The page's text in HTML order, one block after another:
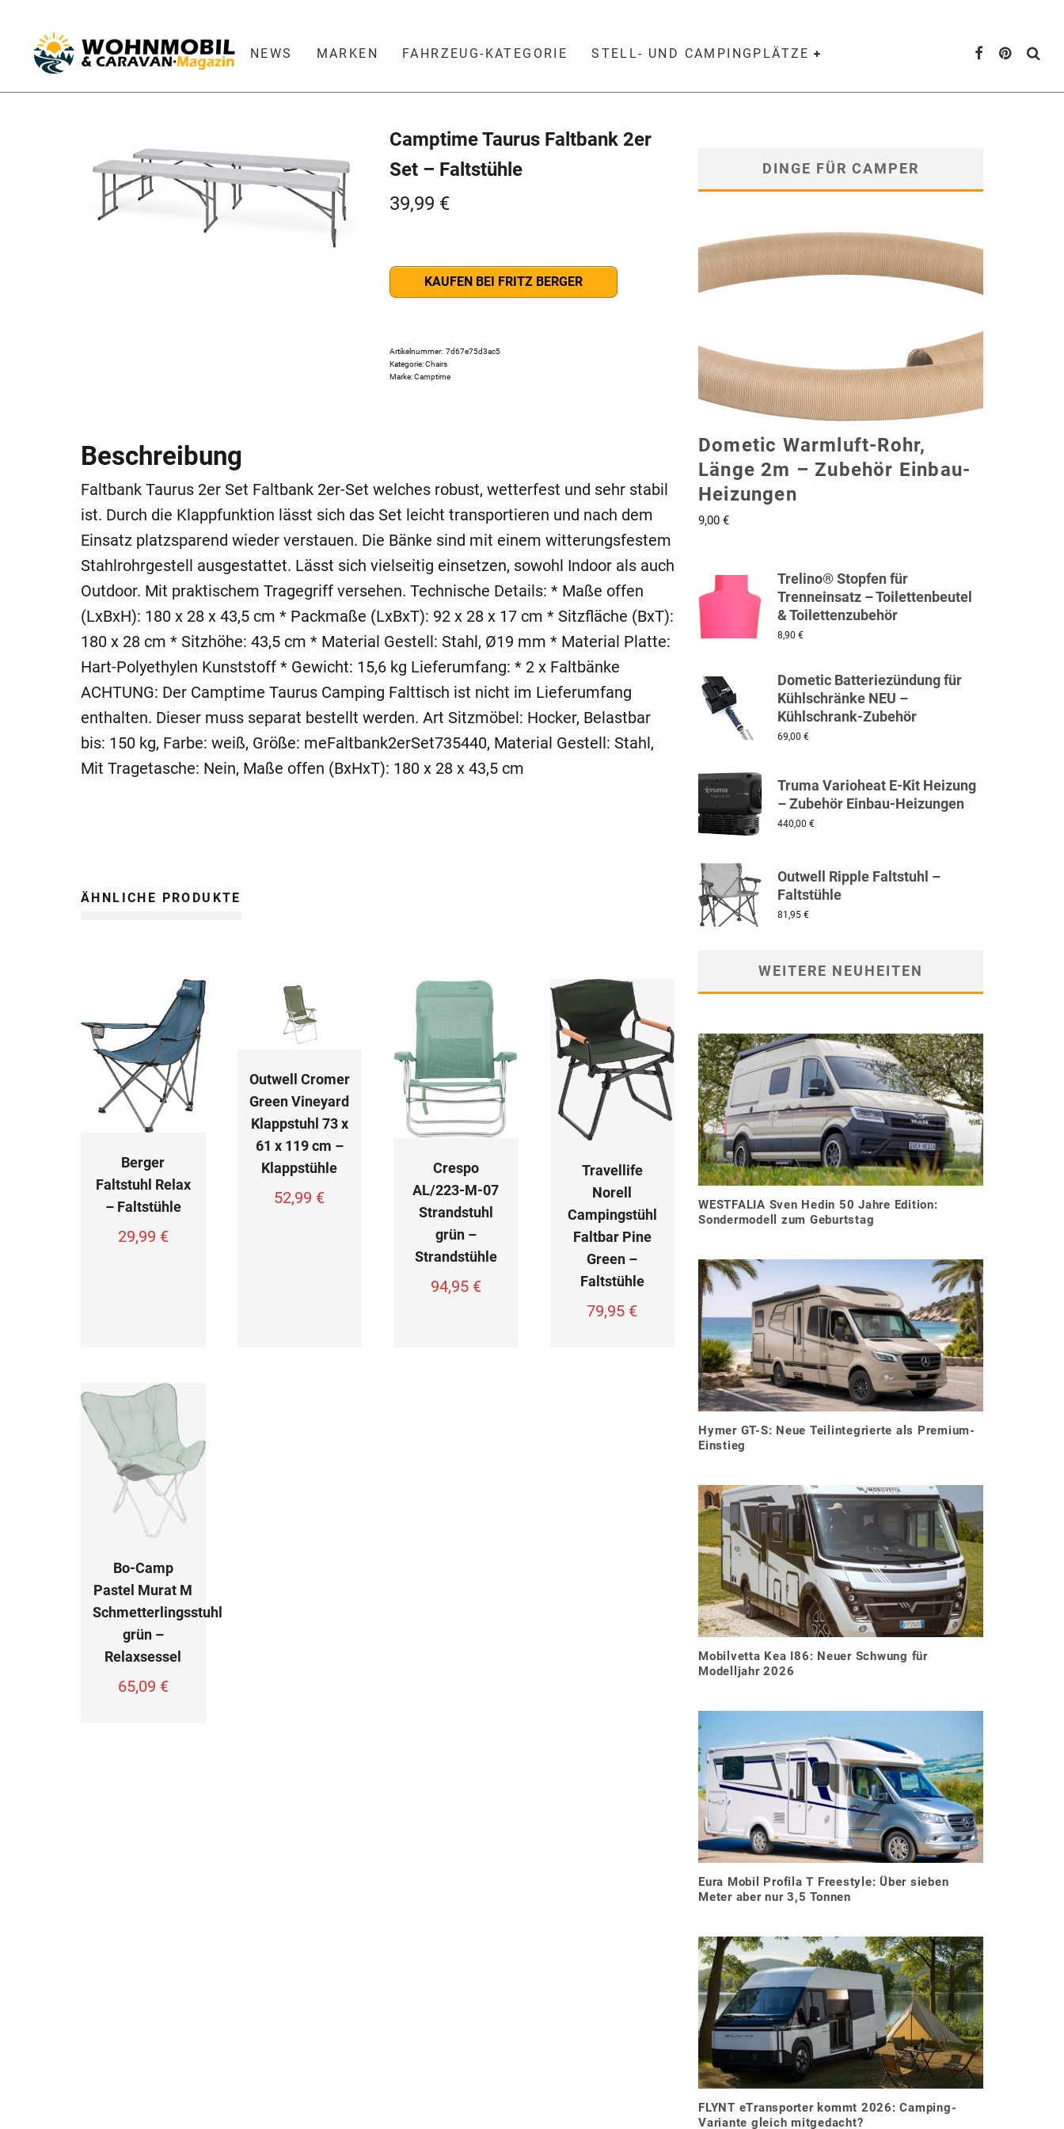
NEWS MARKEN FAHRZEUG-KATEGORIE STELL- UND CAMPINGPLÄTZE
Camptime Taurus Faltbank 2er
Set – Faltstühle
39,99 €
KAUFEN BEI FRITZ BERGER
Artikelnummer: 7d67e75d3ac5
Kategorie:Chairs
Marke:Camptime
Beschreibung
Faltbank Taurus 2er Set Faltbank 2er-Set welches robust, wetterfest und sehr stabil
ist. Durch die Klappfunktion lässt sich das Set leicht transportieren und nach dem
Einsatz platzsparend wieder verstauen. Die Bänke sind mit einem witterungsfestem
Stahlrohrgestell ausgestattet. Lässt sich vielseitig einsetzen, sowohl Indoor als auch
Outdoor. Mit praktischem Tragegriff versehen. Technische Details: * Maße offen
(LxBxH): 180 x 28 x 43,5 cm * Packmaße (LxBxT): 92 x 28 x 17 cm * Sitzfläche (BxT):
180 x 28 cm * Sitzhöhe: 43,5 cm * Material Gestell: Stahl, Ø19 mm * Material Platte:
Hart-Polyethylen Kunststoff * Gewicht: 15,6 kg Lieferumfang: * 2 x Faltbänke
ACHTUNG: Der Camptime Taurus Camping Falttisch ist nicht im Lieferumfang
enthalten. Dieser muss separat bestellt werden. Art Sitzmöbel: Hocker, Belastbar
bis: 150 kg, Farbe: weiß, Größe: meFaltbank2erSet735440, Material Gestell: Stahl,
Mit Tragetasche: Nein, Maße offen (BxHxT): 180 x 28 x 43,5 cm
ÄHNLICHE PRODUKTE
Berger
Faltstuhl Relax
– Faltstühle
29,99 €
Outwell Cromer
Green Vineyard
Klappstuhl 73 x
61 x 119 cm –
Klappstühle
52,99 €
Crespo
AL/223-M-07
Strandstuhl
grün –
Strandstühle
94,95 €
Travellife
Norell
Campingstühl
Faltbar Pine
Green –
Faltstühle
79,95 €
Bo-Camp
Pastel Murat M
Schmetterlingsstuhl
grün –
Relaxsessel
65,09 €
DINGE FÜR CAMPER
Dometic Warmluft-Rohr,
Länge 2m – Zubehör Einbau-
Heizungen
9,00 €
Trelino® Stopfen für
Trenneinsatz – Toilettenbeutel
& Toilettenzubehör
8,90 €
Dometic Batteriezündung für
Kühlschränke NEU –
Kühlschrank-Zubehör
69,00 €
Truma Varioheat E-Kit Heizung
– Zubehör Einbau-Heizungen
440,00 €
Outwell Ripple Faltstuhl –
Faltstühle
81,95 €
WEITERE NEUHEITEN
WESTFALIA Sven Hedin 50 Jahre Edition:
Sondermodell zum Geburtstag
Hymer GT-S: Neue Teilintegrierte als Premium-
Einstieg
Mobilvetta Kea I86: Neuer Schwung für
Modelljahr 2026
Eura Mobil Profila T Freestyle: Über sieben
Meter aber nur 3,5 Tonnen
FLYNT eTransporter kommt 2026: Camping-
Variante gleich mitgedacht?